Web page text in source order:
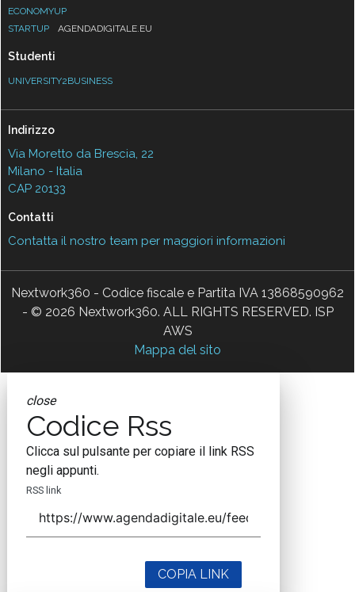
ECONOMYUP
STARTUP
AGENDADIGITALE.EU
Studenti
UNIVERSITY2BUSINESS
Indirizzo
Via Moretto da Brescia, 22
Milano - Italia
CAP 20133
Contatti
Contatta il nostro team per maggiori informazioni
Nextwork360 - Codice fiscale e Partita IVA 13868590962
- © 2026 Nextwork360. ALL RIGHTS RESERVED. ISP
AWS
Mappa del sito
close
Codice Rss
Clicca sul pulsante per copiare il link RSS
negli appunti.
RSS link
COPIA LINK